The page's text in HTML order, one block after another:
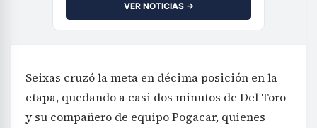
VER NOTICIAS →
Seixas cruzó la meta en décima posición en la
etapa, quedando a casi dos minutos de Del Toro
y su compañero de equipo Pogacar, quienes